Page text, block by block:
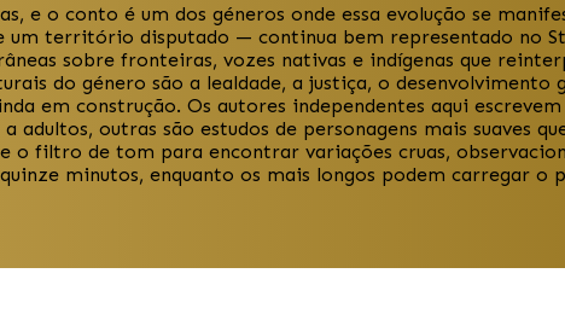
e o conto é um dos géneros onde essa evolução se
um território disputado — continua bem representado no
sobre fronteiras, vozes nativas e indígenas que
do género são a lealdade, a justiça, o
em construção. Os autores independentes aqui
adultos, outras são estudos de personagens mais suaves
o filtro de tom para encontrar variações cruas,
minutos, enquanto os mais longos podem carregar o